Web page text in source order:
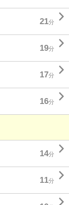
21分 
19分 
17分 
16分 
14分 
11分 